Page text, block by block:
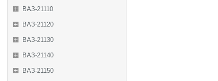
ВАЗ-21110
ВАЗ-21120
ВАЗ-21130
ВАЗ-21140
ВАЗ-21150